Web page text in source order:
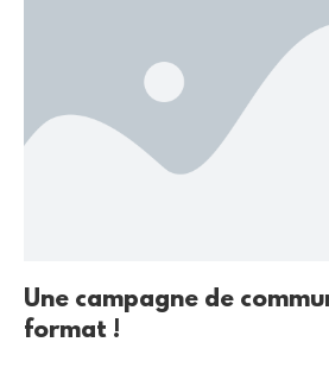
Une campagne de
format !